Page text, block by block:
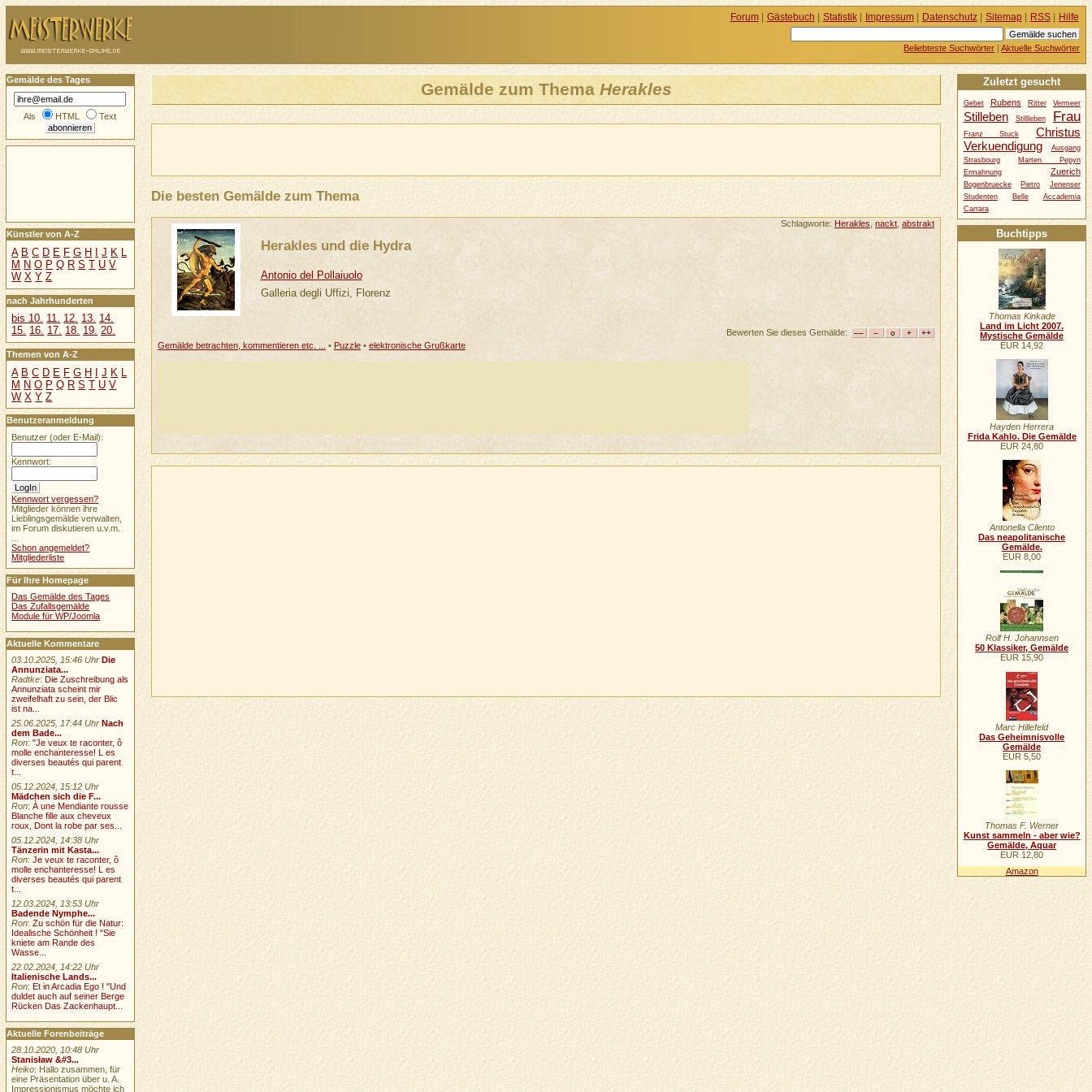
Gemälde zum Thema Herakles
Die besten Gemälde zum Thema
Schlagworte:Herakles ,nackt,abstrakt
Herakles und die Hydra
Antonio del Pollaiuolo
Galleria degli Uffizi, Florenz
Bewerten Sie dieses Gemälde:
Gemälde betrachten, kommentieren etc. ...
• Puzzle• elektronische Grußkarte
Gemälde des Tages
Als HTML Text
Künstler von A-Z
A B C D E F G H J K L
M N O P Q R S T U V
W X Y Z
nach Jahrhunderten
bis 10. 11. 12. 13. 14.
15. 16. 17. 18. 19. 20.
Themen von A-Z
A B C D E F G H I J K L
M N O P Q R S T U V
W X Y Z
Benutzeranmeldung
Benutzer (oder E-Mail):
Kennwort:
Kennwort vergessen?
Mitglieder können ihre
Lieblingsgemälde verwalten,
im Forum diskutieren u.v.m.
Schon angemeldet?
Mitgliederliste
Für Ihre Homepage
Das Gemälde des Tages
Das Zufallsgemälde
Module für WP/Joomla
Aktuelle Kommentare
03.10.2025, 15:46 Uhr Die
Annunziata...
Radtke: Die Zuschreibung als
Annunziata scheint mir
zweifelhaft zu sein, der Blic
ist na...
25.06.2025, 17:44 Uhr Nach
dem Bade...
Ron:"Je veux te raconter, ô
molle enchanteresse! L es
diverses beautés qui parent
t...
05.12.2024, 15:12 Uhr
Mädchen sich die F...
Ron:À une Mendiante rousse
Blanche fille aux cheveux
roux, Dont la robe par ses...
05.12.2024, 14:38 Uhr
Tänzerin mit Kasta...
Ron:Je veux te raconter, ô
molle enchanteresse! L es
diverses beautés qui parent
t...
12.03.2024, 13:53 Uhr
Badende Nymphe...
Ron:Zu schön für die Natur:
Idealische Schönheit ! "Sie
kniete am Rande des
Wasse...
22.02.2024, 14:22 Uhr
Italienische Lands...
Ron:Et in Arcadia Ego ! "Und
duldet auch auf seiner Berge
Rücken Das Zackenhaupt...
Aktuelle Forenbeiträge
28.10.2020, 10:48 Uhr
Stanisław &#3...
Heiko: Hallo zusammen, für
eine Präsentation über u. A.
Impressionismus möchte ich
Forum| Gästebuch | Statistik| Impressum| Datenschutz| Sitemap| RSS| Hilfe
Beliebteste Suchwörter |Aktuelle Suchwörter
Zuletzt gesucht
Gebet Rubens Ritter Vermeer
Stilleben Stillleben Frau
Franz Stuck
Christus
Verkuendigung
Ausgang
Strasbourg
Marten Pepyn
Ermahnung
Zuerich
Bogenbruecke Pietro
Jenenser
Studenten
Belle
Accademia
Carrara
Buchtipps
Thomas Kinkade
Land im Licht 2007.
Mystische Gemälde
EUR 14,92
Hayden Herrera
Frida Kahlo. Die Gemälde
EUR 24,80
Antonella Cilento
Das neapolitanische
Gemälde.
EUR 8,00
Rolf H. Johannsen
50 Klassiker, Gemälde
EUR 15,90
Marc Hillefeld
Das Geheimnisvolle
Gemälde
EUR 5,50
Thomas F. Werner
Kunst sammeln - aber wie?
Gemälde, Aquar
EUR 12,80
Amazon